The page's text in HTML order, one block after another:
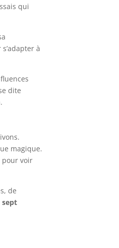
qui
à
dite
magique.
pour voir
de
sept